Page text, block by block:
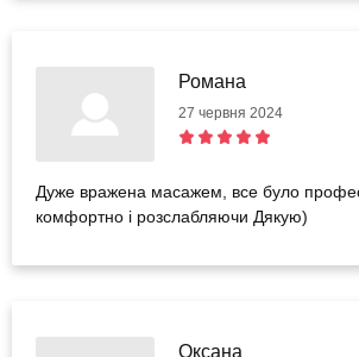
Романа
27 червня 2024
Дуже вражена масажем, все було
комфортно і розслабляючи Дякую)
Оксана